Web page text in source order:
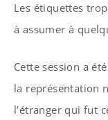
Les étiquettes
à assumer à
Cette session a
la représentation
l’étranger qui fut